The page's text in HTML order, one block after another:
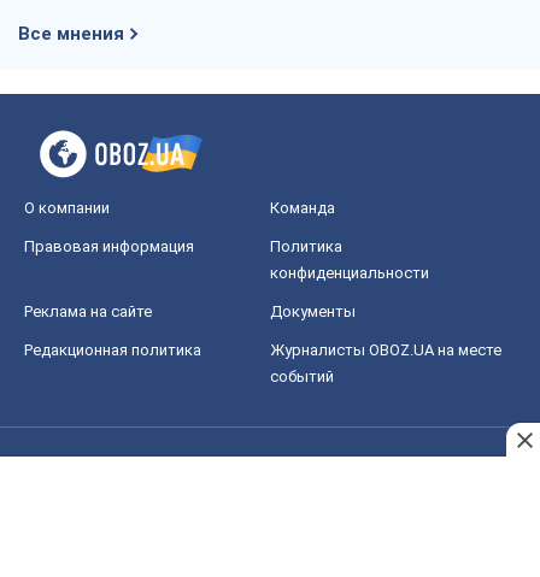
Все мнения
О компании Команда
Правовая информация
Политика
конфиденциальности
Реклама на сайте Документы
Редакционная политика
Журналисты OBOZ.UA на месте
событий